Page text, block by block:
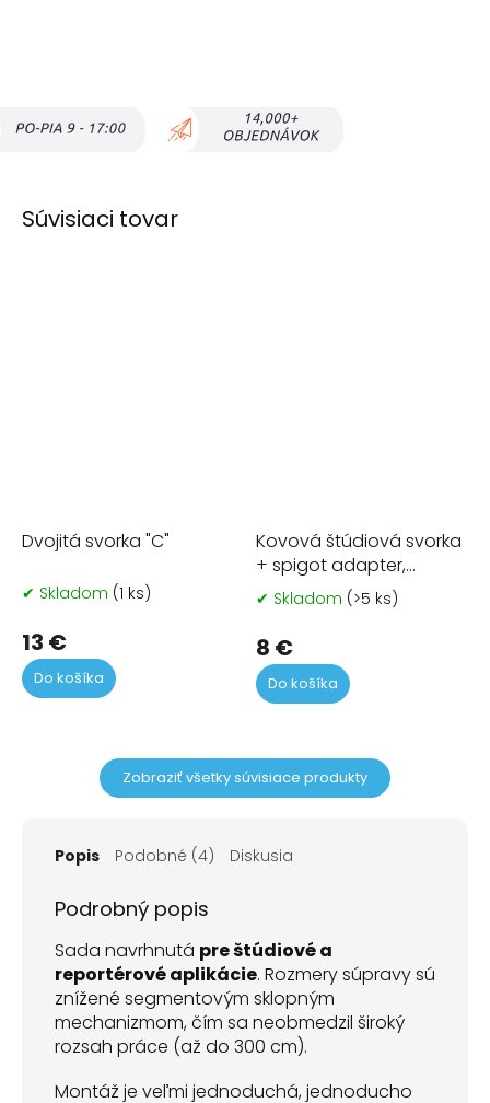
Súvisiaci tovar
Dvojitá svorka "C"
✔ Skladom (1 ks)
13 €
Do košíka
Kovová štúdiová svorka
+ spigot adapter,
roztvorenie 6cm
✔ Skladom (>5 ks)
8 €
Do košíka
Zobraziť všetky súvisiace produkty
Popis Podobné (4) Diskusia
Podrobný popis
Sada navrhnutá pre štúdiové a
reportérové aplikácie. Rozmery súpravy sú
znížené segmentovým sklopným
mechanizmom, čím sa neobmedzil široký
rozsah práce (až do 300 cm).
Montáž je veľmi jednoduchá, jednoducho